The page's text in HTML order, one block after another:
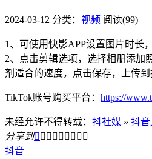
2024-03-12 分类： 视频 阅读(99)
1、可使用快影APP设置图片时长
2、点击剪辑选项，选择相册添加
剂适合的速度，点击保存，上传到
TikTok账号购买平台： https://
未经允许不得转载： 抖社媒 » 抖音
分享到        
抖音